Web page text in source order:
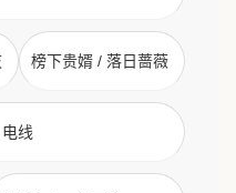
榜下贵婿 / 落日蔷薇
线